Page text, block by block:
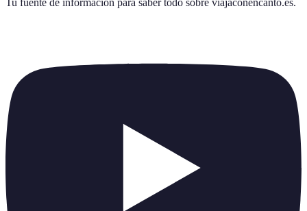
Tu fuente de información para saber todo sobre viajaconencanto.es.